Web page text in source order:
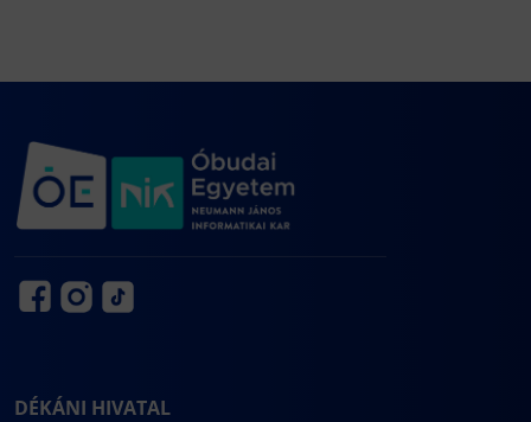
DÉKÁNI HIVATAL